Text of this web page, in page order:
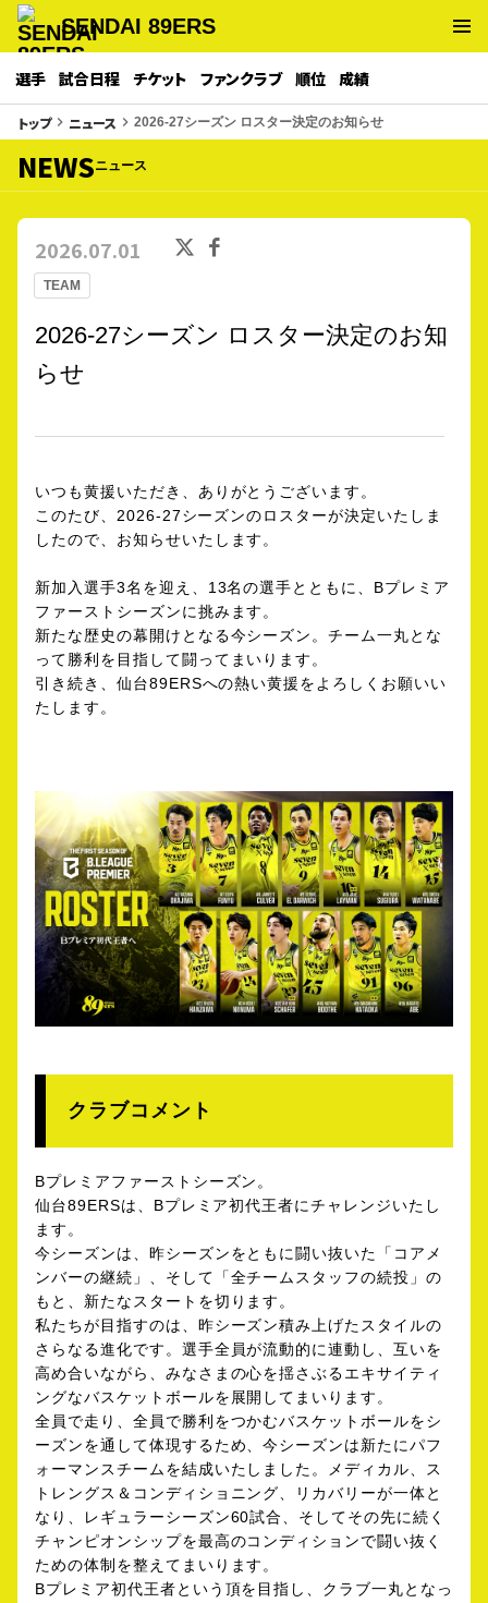
SENDAI 89ERS
選手 試合日程 チケット ファンクラブ 順位 成績
トップkeyboard_arrow_right ニュース keyboard_arrow_right 2026-27シーズン ロスター決定のお知らせ
NEWSニュース
TEAM
2026.07.01
2026-27シーズン ロスター決定のお知
らせ
いつも黄援いただき、ありがとうございます。
このたび、2026-27シーズンのロスターが決定いたしま
したので、お知らせいたします。
新加入選手3名を迎え、13名の選手とともに、Bプレミア
ファーストシーズンに挑みます。
新たな歴史の幕開けとなる今シーズン。チーム一丸とな
って勝利を目指して闘ってまいります。
引き続き、仙台89ERSへの熱い黄援をよろしくお願いい
たします。
クラブコメント
Bプレミアファーストシーズン。
仙台89ERSは、Bプレミア初代王者にチャレンジいたし
ます。
今シーズンは、昨シーズンをともに闘い抜いた「コアメ
ンバーの継続」、そして「全チームスタッフの続投」の
もと、新たなスタートを切ります。
私たちが目指すのは、昨シーズン積み上げたスタイルの
さらなる進化です。選手全員が流動的に連動し、互いを
高め合いながら、みなさまの心を揺さぶるエキサイティ
ングなバスケットボールを展開してまいります。
全員で走り、全員で勝利をつかむバスケットボールをシ
ーズンを通して体現するため、今シーズンは新たにパフ
ォーマンスチームを結成いたしました。メディカル、ス
トレングス＆コンディショニング、リカバリーが一体と
なり、レギュラーシーズン60試合、そしてその先に続く
チャンピオンシップを最高のコンディションで闘い抜く
ための体制を整えてまいります。
Bプレミア初代王者という頂を目指し、クラブ一丸となっ